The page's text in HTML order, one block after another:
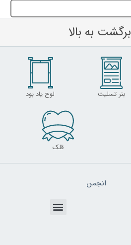
برگشت به بالا
بنر تسلیت لوح یاد بود
قلک
انجمن
Menu